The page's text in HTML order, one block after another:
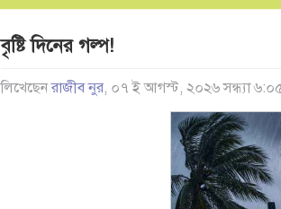
বৃষ্টি দিনের গল্প!
লিখেছেনরাজীব নুর, ০৭ ই আগস্ট, ২০২৬ সন্ধ্যা